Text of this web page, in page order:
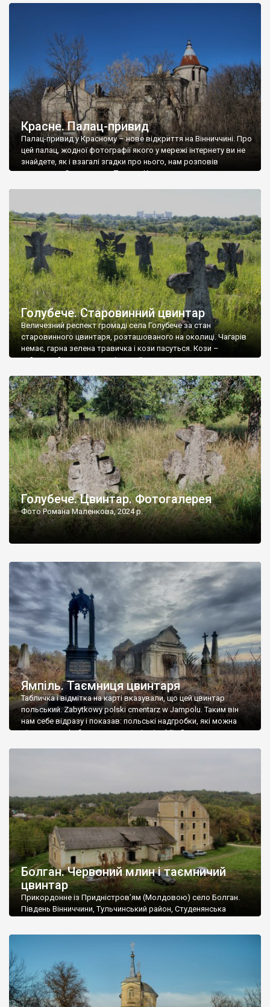
Красне. Палац-привид
Палац-привид у Красному – нове відкриття на Вінниччині. Про
цей палац, жодної фотографії якого у мережі інтернету ви не
знайдете, як і взагалі згадки про нього, нам розповів
мешканець Самгородка. Палац у Красному вразив не лише
Голубече. Старовинний цвинтар
Величезний респект громаді села Голубече за стан
старовинного цвинтаря, розташованого на околиці. Чагарів
немає, гарна зелена травичка і кози пасуться. Кози –
найкращий регулятор шкідливої, для старих кладовищ,
бруньками, кози ті бруньки обгризають, бо то улюблений
делікатес. На цвинтарі у Голубечому ціла колекція
різноманітних форм хрестів. Село відносно невелике, […]
Голубече. Цвинтар. Фотогалерея
Фото Романа Маленкова, 2024 р.
Ямпіль. Таємниця цвинтаря
Табличка і відмітка на карті вказували, що цей цвинтар
польський. Zabytkowy polski cmentarz w Jampolu. Таким він
нам себе відразу і показав: польські надгробки, які можна
віднести до фабричних, польські епітафії… Загалом цвинтар
Болган. Червоний млин і таємничий
цвинтар
Прикордонне із Придністров’ям (Молдовою) село Болган.
Південь Вінниччини, Тульчинський район, Студенянська
старовинний цвинтар із кам’яними хрестами. Всі епітафії, які
збереглися, написані кирилицею, церковнослов’янською
мовою. За всіма традиційними ознаками – цвинтар
український. Хрести датуються 19 століттям. У 1924-1940
роках Болган […]